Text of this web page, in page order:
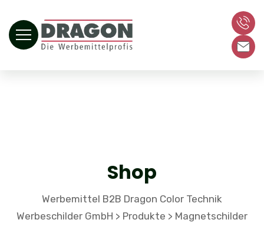
Shop
Werbemittel B2B Dragon Color Technik
Werbeschilder GmbH > Produkte > Magnetschilder